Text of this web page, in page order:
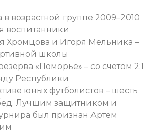
возрастной группе 2009–2010
воспитанники
Хромцова и Игоря Мельника –
школы
«Поморье» – со счетом 2:1
Республики
юных футболистов – шесть
Лучшим защитником и
был признан Артем